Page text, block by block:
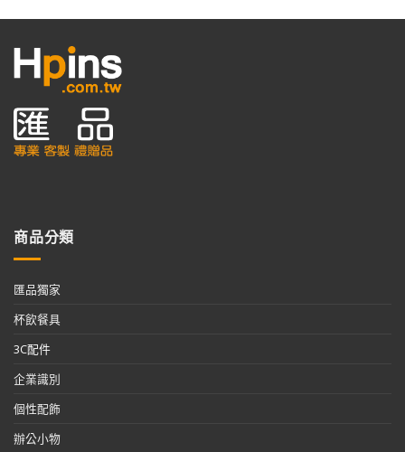
商品分類
匯品獨家
杯飲餐具
3C配件
企業識別
個性配飾
辦公小物